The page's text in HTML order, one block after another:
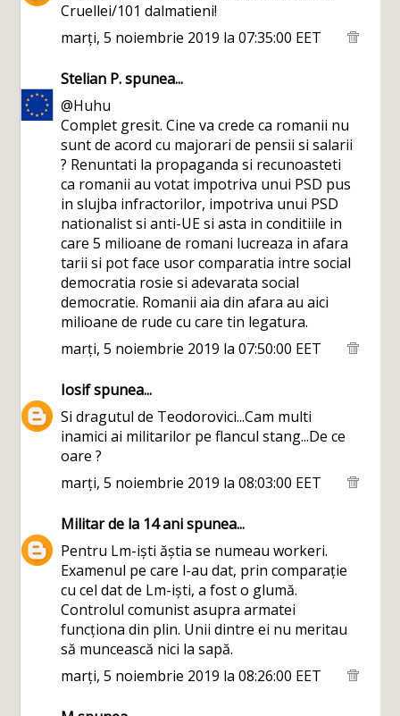
Cruellei/101 dalmatieni!
marți, 5 noiembrie 2019 la 07:35:00 EET
Stelian P.spunea...
@Huhu
Complet gresit. Cine va crede ca romanii nu
sunt de acord cu majorari de pensii si salarii
? Renuntati la propaganda si recunoasteti
ca romanii au votat impotriva unui PSD pus
in slujba infractorilor, impotriva unui PSD
nationalist si anti-UE si asta in conditiile in
care 5 milioane de romani lucreaza in afara
tarii si pot face usor comparatia intre social
democratia rosie si adevarata social
democratie. Romanii aia din afara au aici
milioane de rude cu care tin legatura.
marți, 5 noiembrie 2019 la 07:50:00 EET
Iosifspunea...
Si dragutul de Teodorovici...Cam multi
inamici ai militarilor pe flancul stang...De ce
oare ?
marți, 5 noiembrie 2019 la 08:03:00 EET
Militar de la 14 anispunea...
Pentru Lm-iști ăștia se numeau workeri.
Examenul pe care l-au dat, prin comparație
cu cel dat de Lm-iști, a fost o glumă.
Controlul comunist asupra armatei
funcționa din plin. Unii dintre ei nu meritau
să muncească nici la sapă.
marți, 5 noiembrie 2019 la 08:26:00 EET